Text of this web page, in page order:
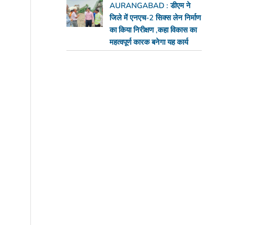
AURANGABAD : डीएम ने
जिले में एनएच-2 सिक्स लेन निर्माण
का किया निरीक्षण ,कहा विकास का
महत्वपूर्ण कारक बनेगा यह कार्य